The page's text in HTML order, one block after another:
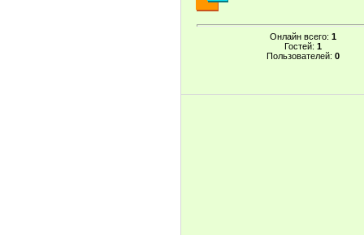
Онлайн всего: 1
Гостей: 1
Пользователей: 0